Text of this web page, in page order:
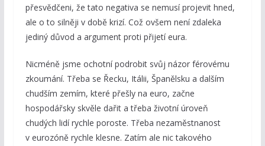
přesvědčeni, že tato negativa se nemusí projevit hned,
ale o to silněji v době krizí. Což ovšem není zdaleka
jediný důvod a argument proti přijetí eura.
Nicméně jsme ochotní podrobit svůj názor férovému
zkoumání. Třeba se Řecku, Itálii, Španělsku a dalším
chudším zemím, které přešly na euro, začne
hospodářsky skvěle dařit a třeba životní úroveň
chudých lidí rychle poroste. Třeba nezaměstnanost
v eurozóně rychle klesne. Zatím ale nic takového